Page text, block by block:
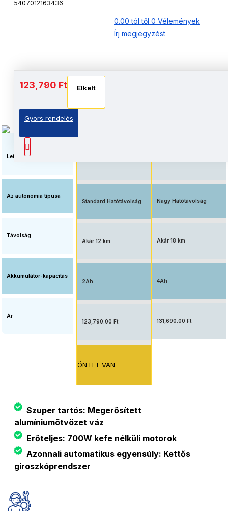
5407012163436
0.00 tól től 0 Vélemények
Írj megjegyzést
123,790 Ft Elkelt
Gyors rendelés
Akkumulátor és autonómia
Leírás
Az autonómia típusa
Távolság
Akkumulátor-kapacitás
Ár
Standard Hatótávolság
Akár 12 km
2Ah
123,790.00 Ft
ÖN ITT VAN
Nagy Hatótávolság
Akár 18 km
4Ah
131,690.00 Ft
Szuper tartós: Megerősített
alumíniumötvözet váz
Erőteljes: 700W kefe nélküli motorok
Azonnali automatikus egyensúly: Kettős
giroszkóprendszer